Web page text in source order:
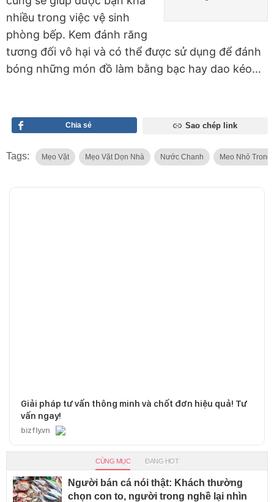
nhiều trong việc vệ sinh
phòng bếp. Kem đánh răng
tương đối vô hại và có thể được sử dụng để đánh
bóng những món đồ làm bằng bạc hay dao kéo…
Chia sẻ Sao chép link
Tags: Mẹo Vặt Mẹo Vặt Dọn Nhà Nước Chanh Meo Nhỏ Trong
Giải pháp tư vấn thông minh và chốt đơn hiệu quả! Tư
vấn ngay!
bizfly.vn
CÙNG MỤC ĐANG HOT
Người bán cá nói thật: Khách thường
chọn con to, người trong nghề lại nhìn